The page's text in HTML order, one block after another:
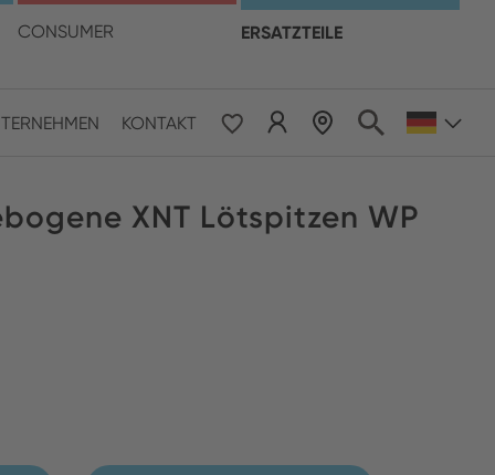
CONSUMER ERSATZTEILE
KONTAKT
Sprache
Pacific
XNT Lötspitzen WP